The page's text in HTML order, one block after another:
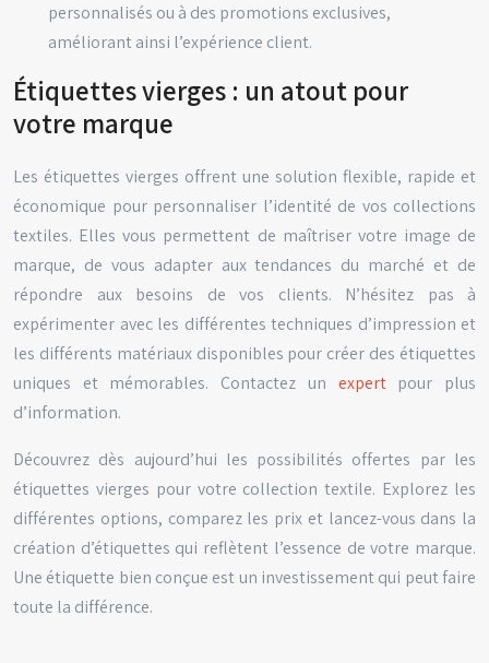
personnalisés ou à des promotions exclusives,
améliorant ainsi l’expérience client.
Étiquettes vierges : un atout pour
votre marque
Les étiquettes vierges offrent une solution flexible, rapide et
économique pour personnaliser l’identité de vos collections
textiles. Elles vous permettent de maîtriser votre image de
marque, de vous adapter aux tendances du marché et de
répondre aux besoins de vos clients. N’hésitez pas à
expérimenter avec les différentes techniques d’impression et
les différents matériaux disponibles pour créer des étiquettes
uniques et mémorables. Contactez un expert pour plus
d’information.
Découvrez dès aujourd’hui les possibilités offertes par les
étiquettes vierges pour votre collection textile. Explorez les
différentes options, comparez les prix et lancez-vous dans la
création d’étiquettes qui reflètent l’essence de votre marque.
Une étiquette bien conçue est un investissement qui peut faire
toute la différence.